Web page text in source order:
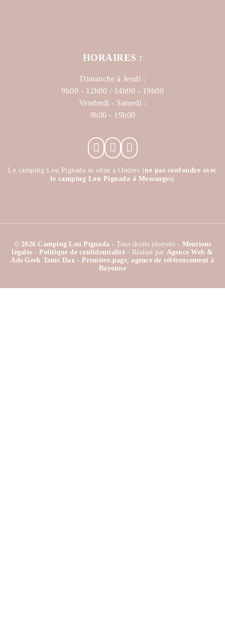
HORAIRES :
Dimanche à Jeudi :
9h00 - 12h00 / 14h00 - 19h00
Vendredi - Samedi :
9h00 - 19h00
Le camping Lou Pignada se situe à Ondres (ne pas confondre avec
le camping Lou Pignada à Messanges)
© 2026 Camping Lou Pignada - Tous droits réservés - Mentions
légales- Politique de confidentialité- Réalisé par Agence Web &
Ads Geek Tonic Dax- Premiere.page, agence de référencement à
Bayonne